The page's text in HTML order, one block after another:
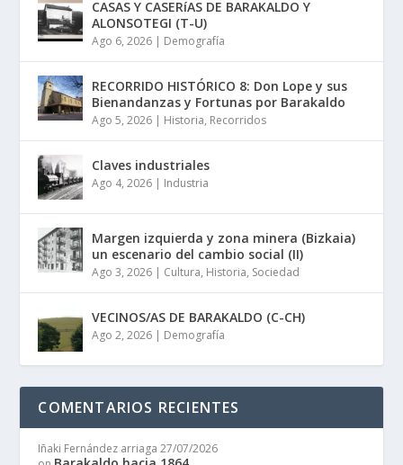
CASAS Y CASERíAS DE BARAKALDO Y
ALONSOTEGI (T-U)
Ago 6, 2026 | Demografía
RECORRIDO HISTÓRICO 8: Don Lope y sus
Bienandanzas y Fortunas por Barakaldo
Ago 5, 2026 | Historia, Recorridos
Claves industriales
Ago 4, 2026 | Industria
Margen izquierda y zona minera (Bizkaia)
un escenario del cambio social (II)
Ago 3, 2026 | Cultura, Historia, Sociedad
VECINOS/AS DE BARAKALDO (C-CH)
Ago 2, 2026 | Demografía
COMENTARIOS RECIENTES
Iñaki Fernández arriaga 27/07/2026